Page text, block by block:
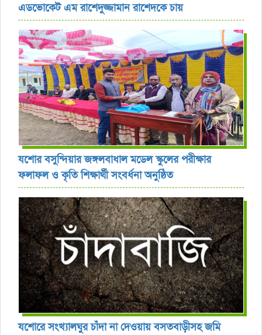
এডভোকেট এম রাশেদুজ্জামান রাশেদকে চায়
যশোর বসুন্দিয়ার জঙ্গলবাধাল মডেল স্কুলের পরীক্ষার
ফলাফল ও কৃতি শিক্ষার্থী সংবর্ধনা অনুষ্ঠিত
যশোরে সংখ্যালঘুর চাঁদা না দেওয়ায় বসতবাড়ীসহ জমি